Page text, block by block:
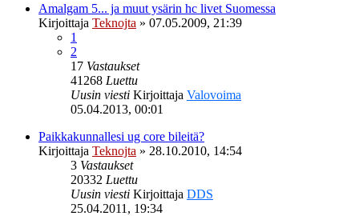
Amalgam 5... ja muut ysärin hc livet Suomessa
Kirjoittaja Teknojta » 07.05.2009, 21:39
1
2
17 Vastaukset
41268 Luettu
Uusin viesti Kirjoittaja Valovoima
05.04.2013, 00:01
Paikkakunnallesi ug core bileitä?
Kirjoittaja Teknojta » 28.10.2010, 14:54
3 Vastaukset
20332 Luettu
Uusin viesti Kirjoittaja DDS
25.04.2011, 19:34